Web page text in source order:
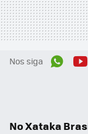
Nos siga
No Xataka